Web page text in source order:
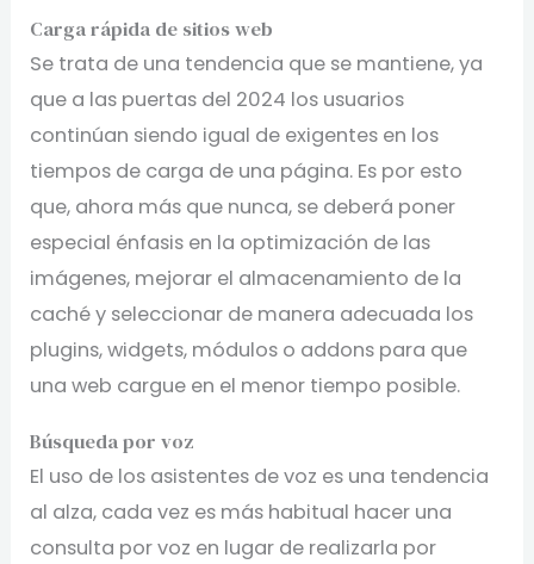
Carga rápida de sitios web
Se trata de una tendencia que se mantiene, ya
que a las puertas del 2024 los usuarios
continúan siendo igual de exigentes en los
tiempos de carga de una página. Es por esto
que, ahora más que nunca, se deberá poner
especial énfasis en la optimización de las
imágenes, mejorar el almacenamiento de la
caché y seleccionar de manera adecuada los
plugins, widgets, módulos o addons para que
una web cargue en el menor tiempo posible.
Búsqueda por voz
El uso de los asistentes de voz es una tendencia
al alza, cada vez es más habitual hacer una
consulta por voz en lugar de realizarla por